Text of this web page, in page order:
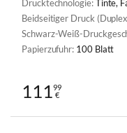
Drucktechnologie:Tinte,
Beidseitiger Druck
Schwarz-Weiß-
Papierzufuhr: 100 Blatt
11199
€